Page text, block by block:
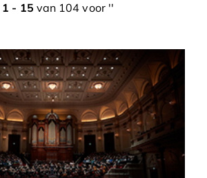
1 - 15 van 104 voor ''